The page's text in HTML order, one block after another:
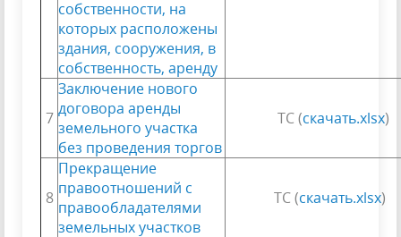
собственности, на
которых расположены
здания, сооружения, в
собственность, аренду
7
Заключение нового
договора аренды
земельного участка
без проведения торгов
ТС (скачать.xlsx)
8
Прекращение
правоотношений с
правообладателями
земельных участков
ТС (скачать.xlsx)